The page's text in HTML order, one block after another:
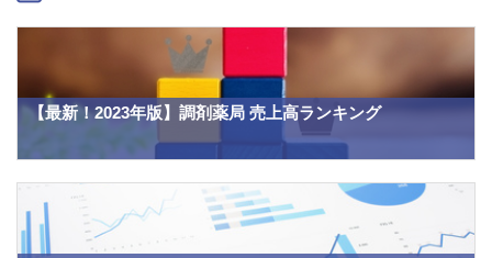
【最新！2023年版】調剤薬局 売上高ランキング